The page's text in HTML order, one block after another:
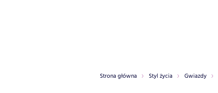
Strona główna Styl życia Gwiazdy